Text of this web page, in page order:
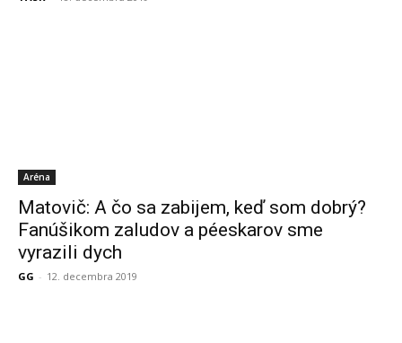
Aréna
Matovič: A čo sa zabijem, keď som dobrý?
Fanúšikom zaludov a péeskarov sme
vyrazili dych
GG - 12. decembra 2019